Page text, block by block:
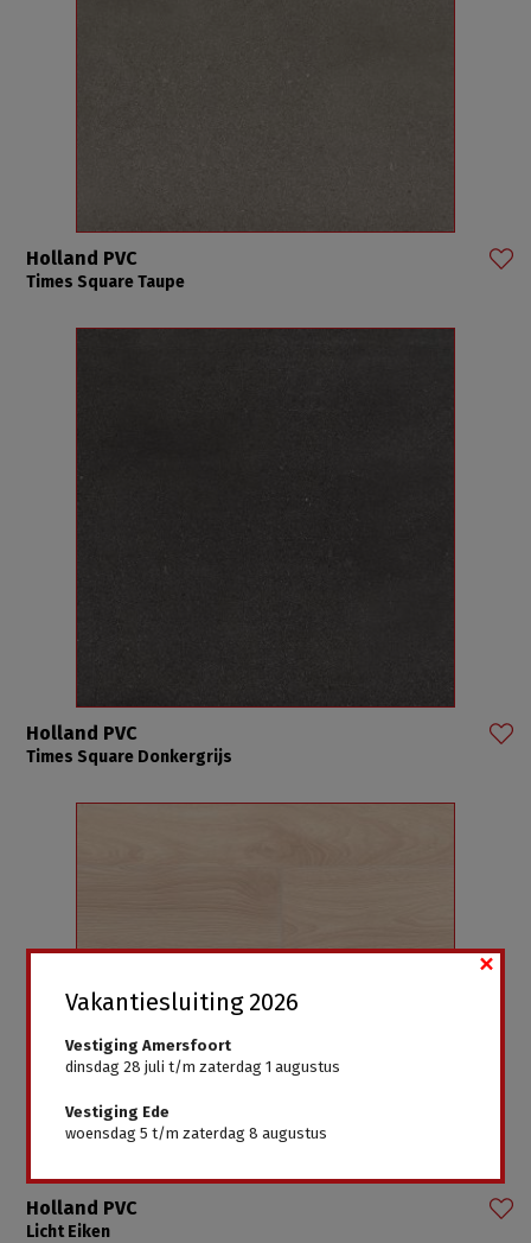
Holland PVC
Times Square Taupe
Holland PVC
Times Square Donkergrijs
Holland PVC
Licht Eiken
Vakantiesluiting 2026
Vestiging Amersfoort
dinsdag 28 juli t/m zaterdag 1 augustus
Vestiging Ede
woensdag 5 t/m zaterdag 8 augustus
×